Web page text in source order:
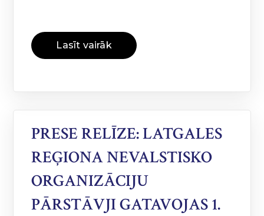
Lasīt vairāk
PRESE RELĪZE: LATGALES
REĢIONA NEVALSTISKO
ORGANIZĀCIJU
PĀRSTĀVJI GATAVOJAS 1.